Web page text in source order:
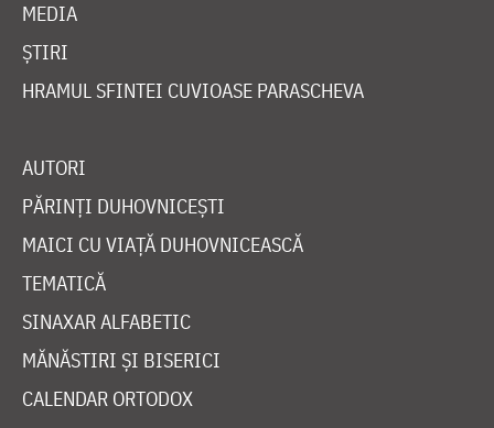
MEDIA
ȘTIRI
HRAMUL SFINTEI CUVIOASE PARASCHEVA
AUTORI
PĂRINȚI DUHOVNICEȘTI
MAICI CU VIAȚĂ DUHOVNICEASCĂ
TEMATICĂ
SINAXAR ALFABETIC
MĂNĂSTIRI ȘI BISERICI
CALENDAR ORTODOX